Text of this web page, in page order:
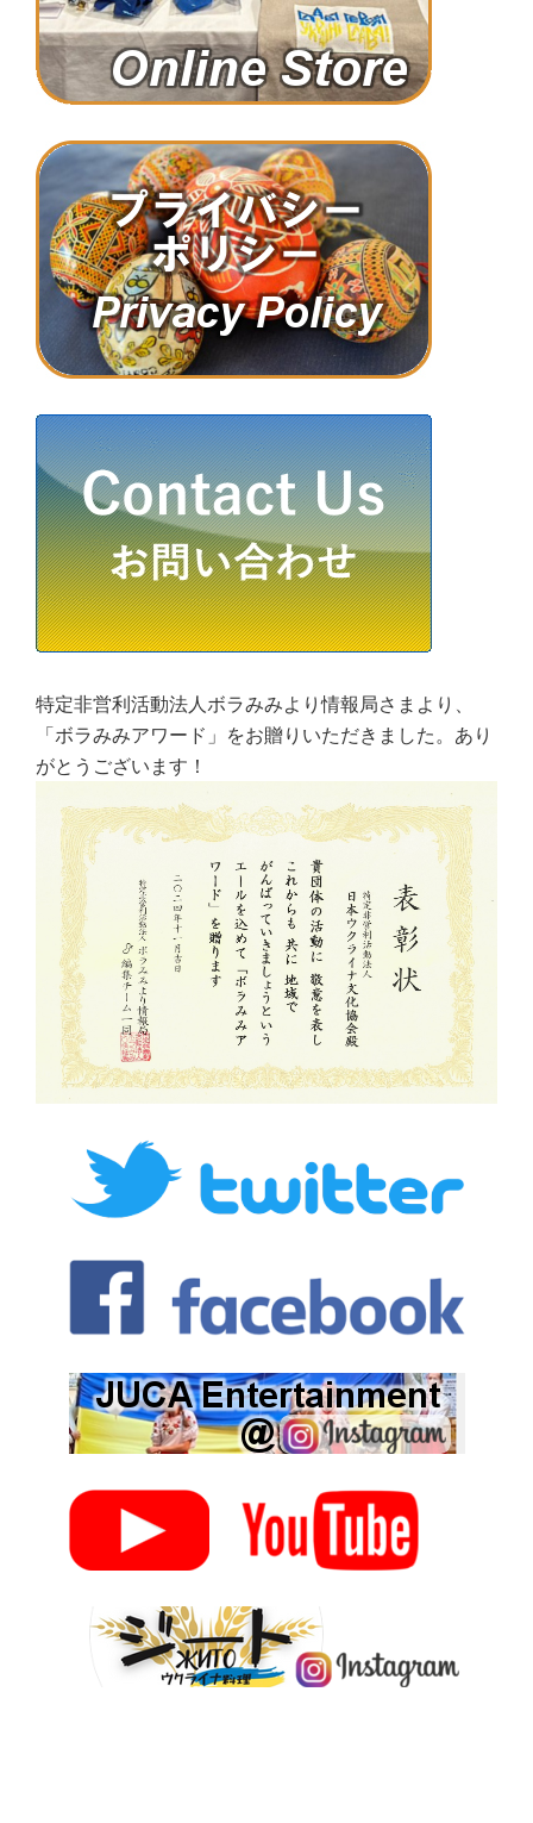
特定非営利活動法人ボラみみより情報局さまより、
「ボラみみアワード」をお贈りいただきました。あり
がとうございます！